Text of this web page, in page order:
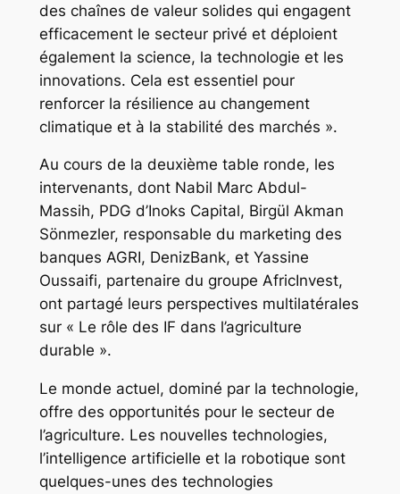
des chaînes de valeur solides qui engagent
efficacement le secteur privé et déploient
également la science, la technologie et les
innovations. Cela est essentiel pour
renforcer la résilience au changement
climatique et à la stabilité des marchés ».
Au cours de la deuxième table ronde, les
intervenants, dont Nabil Marc Abdul-
Massih, PDG d’Inoks Capital, Birgül Akman
Sönmezler, responsable du marketing des
banques AGRI, DenizBank, et Yassine
Oussaifi, partenaire du groupe AfricInvest,
ont partagé leurs perspectives multilatérales
sur « Le rôle des IF dans l’agriculture
durable ».
Le monde actuel, dominé par la technologie,
offre des opportunités pour le secteur de
l’agriculture. Les nouvelles technologies,
l’intelligence artificielle et la robotique sont
quelques-unes des technologies